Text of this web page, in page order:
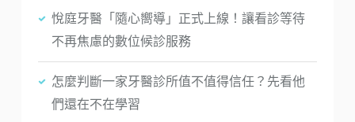
悅庭牙醫「隨心嚮導」正式上線！讓看診等待
不再焦慮的數位候診服務
怎麼判斷一家牙醫診所值不值得信任？先看他
們還在不在學習